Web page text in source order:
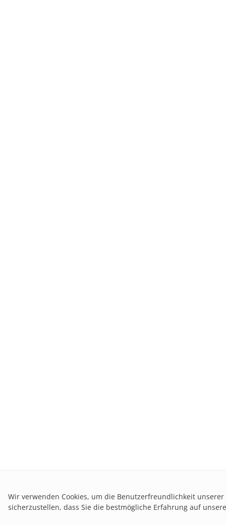
Wir verwenden Cookies, um die Benutzerfreundlichkeit
sicherzustellen, dass Sie die bestmögliche Erfahrung auf